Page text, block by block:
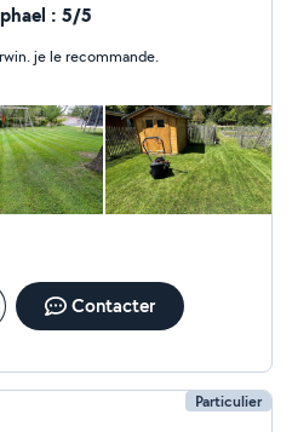
sérieux, ponctuel et
dans le
: 5/5
je le recommande.
Contacter
Particulier